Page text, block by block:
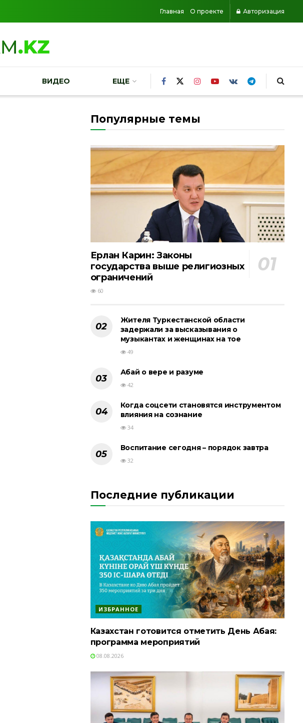
Главная О проекте Авторизация
ВИДЕО ЕЩЕ
Популярные темы
Ерлан Карин: Законы
государства выше религиозных
ограничений
60
Жителя Туркестанской области
задержали за высказывания о
музыкантах и женщинах на тое
49
Абай о вере и разуме
42
Когда соцсети становятся инструментом
влияния на сознание
34
Воспитание сегодня – порядок завтра
32
Последние публикации
ИЗБРАННОЕ
Казахстан готовится отметить День Абая:
программа мероприятий
08.08.2026